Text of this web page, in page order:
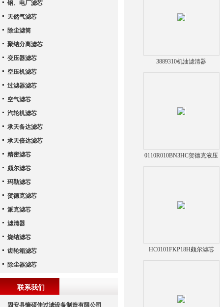
3889310机油滤清器
0110R010BN3HC贺德克液压
HC0101FKP18H颇尔滤芯
钢、电厂滤芯
天然气滤芯
除尘滤筒
聚结分离滤芯
变压器滤芯
空压机滤芯
过滤器滤芯
空气滤芯
汽轮机滤芯
承天备达滤芯
承天倍达滤芯
精密滤芯
颇尔滤芯
玛勒滤芯
贺德克滤芯
派克滤芯
滤清器
烧结滤芯
齿轮箱滤芯
除尘器滤芯
联系我们
固安县慷硕佳过滤设备制造有限公司